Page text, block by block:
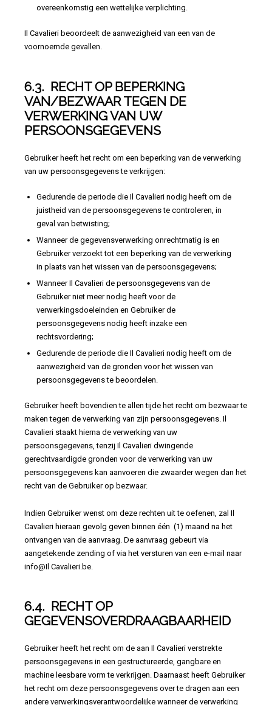
overeenkomstig een wettelijke verplichting.
Il Cavalieri beoordeelt de aanwezigheid van een van de
voornoemde gevallen.
6.3. RECHT OP BEPERKING
VAN/BEZWAAR TEGEN DE
VERWERKING VAN UW
PERSOONSGEGEVENS
Gebruiker heeft het recht om een beperking van de verwerking
van uw persoonsgegevens te verkrijgen:
Gedurende de periode die Il Cavalieri nodig heeft om de
juistheid van de persoonsgegevens te controleren, in
geval van betwisting;
Wanneer de gegevensverwerking onrechtmatig is en
Gebruiker verzoekt tot een beperking van de verwerking
in plaats van het wissen van de persoonsgegevens;
Wanneer Il Cavalieri de persoonsgegevens van de
Gebruiker niet meer nodig heeft voor de
verwerkingsdoeleinden en Gebruiker de
persoonsgegevens nodig heeft inzake een
rechtsvordering;
Gedurende de periode die Il Cavalieri nodig heeft om de
aanwezigheid van de gronden voor het wissen van
persoonsgegevens te beoordelen.
Gebruiker heeft bovendien te allen tijde het recht om bezwaar te
maken tegen de verwerking van zijn persoonsgegevens. Il
Cavalieri staakt hierna de verwerking van uw
persoonsgegevens, tenzij Il Cavalieri dwingende
gerechtvaardigde gronden voor de verwerking van uw
persoonsgegevens kan aanvoeren die zwaarder wegen dan het
recht van de Gebruiker op bezwaar.
Indien Gebruiker wenst om deze rechten uit te oefenen, zal Il
Cavalieri hieraan gevolg geven binnen één (1) maand na het
ontvangen van de aanvraag. De aanvraag gebeurt via
aangetekende zending of via het versturen van een e-mail naar
info@Il Cavalieri.be.
6.4. RECHT OP
GEGEVENSOVERDRAAGBAARHEID
Gebruiker heeft het recht om de aan Il Cavalieri verstrekte
persoonsgegevens in een gestructureerde, gangbare en
machine leesbare vorm te verkrijgen. Daarnaast heeft Gebruiker
het recht om deze persoonsgegevens over te dragen aan een
andere verwerkingsverantwoordelijke wanneer de verwerking